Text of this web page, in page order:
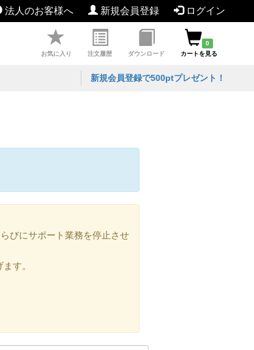
法人のお客様へ 新規会員登録 ログイン
お気に入り 注文履歴 ダウンロード
0
カートを見る
新規会員登録で500ptプレゼント！
びにサポート業務を停止させ
す。